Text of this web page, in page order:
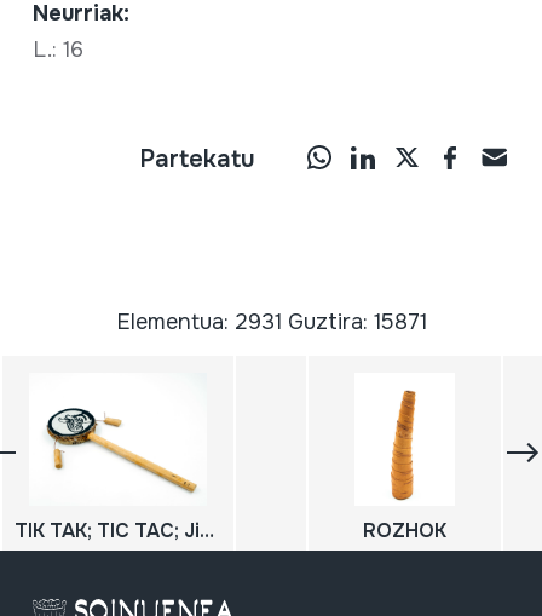
Neurriak:
L.: 16
Partekatu
Elementua: 2931 Guztira: 15871
TIK TAK; TIC TAC; Jirabirako danborra ROZHOK